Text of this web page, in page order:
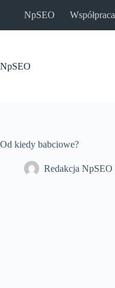
NpSEO Współpraca
NpSEO
Od kiedy babciowe?
Redakcja NpSEO